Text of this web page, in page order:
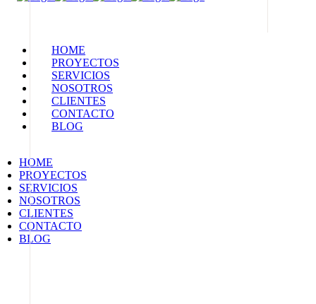
HOME
PROYECTOS
SERVICIOS
NOSOTROS
CLIENTES
CONTACTO
BLOG
HOME
PROYECTOS
SERVICIOS
NOSOTROS
CLIENTES
CONTACTO
BLOG